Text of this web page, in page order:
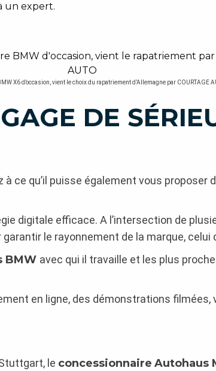
un expert.
X6 d’occasion, vient le choix du rapatriement d’Allemagne par COURTAGE
DE
ce qu’il puisse également vous proposer
digitale efficace. A l’intersection de
le rayonnement de la marque,
BMW avec qui il travaille et les plus
en ligne, des démonstrations filmées,
le concessionnaire Autohaus